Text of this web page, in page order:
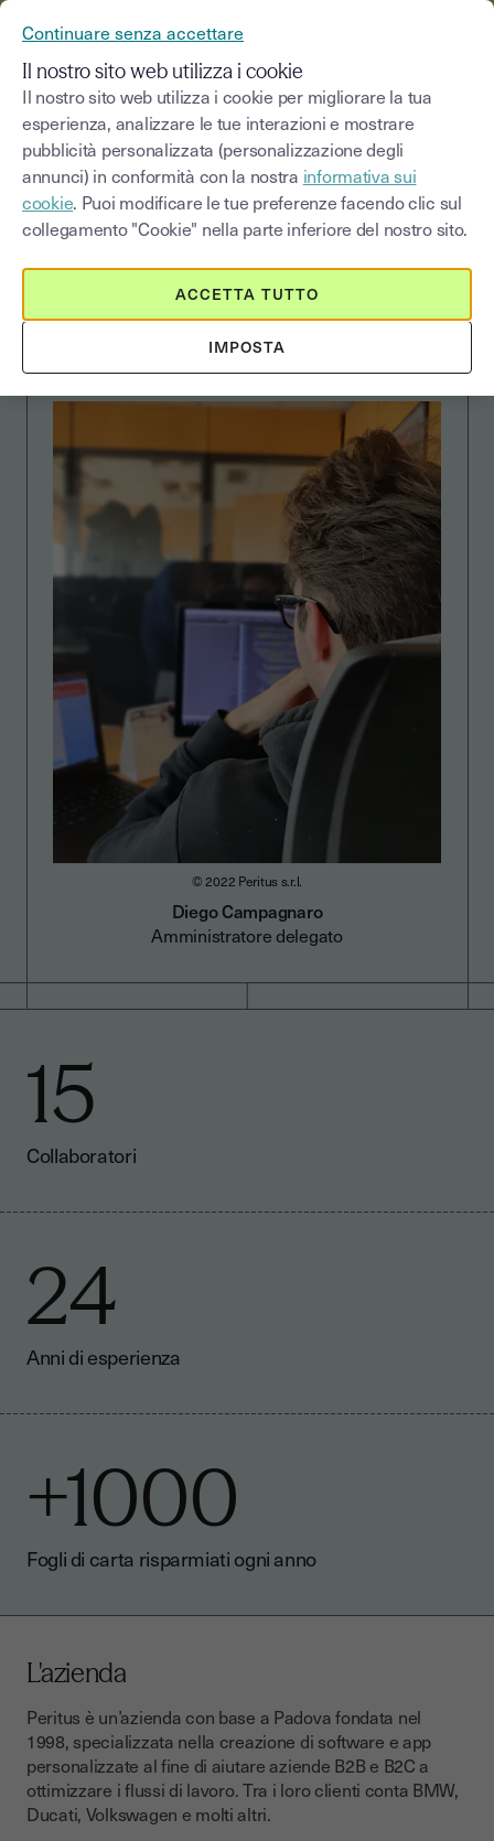
CUSTOMER STORIES
Peritus sceglie Youtrust
per ottimizzare i suoi
processi
© 2022 Peritus s.r.l.
Diego Campagnaro
Amministratore delegato
15
Collaboratori
24
Anni di esperienza
+1000
Fogli di carta risparmiati ogni anno
L'azienda
Peritus è un’azienda con base a Padova fondata nel
1998, specializzata nella creazione di software e app
personalizzate al fine di aiutare aziende B2B e B2C a
ottimizzare i flussi di lavoro. Tra i loro clienti conta BMW,
Ducati, Volkswagen e molti altri.
Continuare senza accettare
Il nostro sito web utilizza i cookie
Il nostro sito web utilizza i cookie per migliorare la tua
esperienza, analizzare le tue interazioni e mostrare
pubblicità personalizzata (personalizzazione degli
annunci) in conformità con la nostra informativa sui
cookie. Puoi modificare le tue preferenze facendo clic sul
collegamento "Cookie" nella parte inferiore del nostro sito.
IMPOSTA
ACCETTA TUTTO